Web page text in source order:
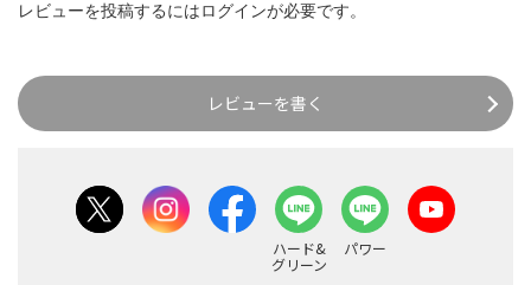
レビューを投稿するにはログインが必要です。
レビューを書く
ハード&
グリーン
パワー